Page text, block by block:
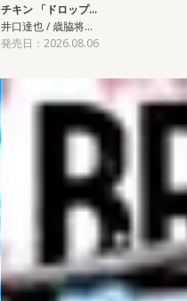
チキン 「ドロップ…
井口達也 / 歳脇将…
発売日：2026.08.06